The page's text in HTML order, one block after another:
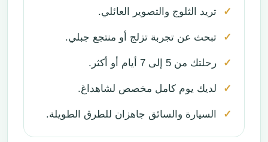
تريد الثلوج والتصوير العائلي.
تبحث عن تجربة تزلج أو منتجع جبلي.
رحلتك من 5 إلى 7 أيام أو أكثر.
لديك يوم كامل مخصص لشاهداغ.
السيارة والسائق جاهزان للطرق الطويلة.